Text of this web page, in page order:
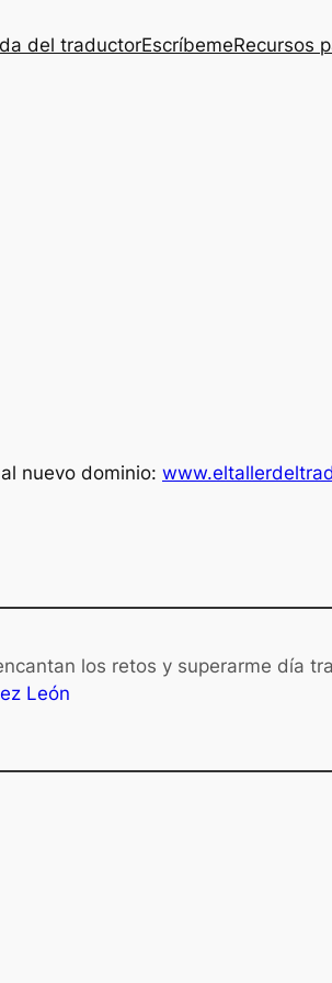
del traductorEscríbemeRecursos
nuevo dominio:
los retos y superarme día
León